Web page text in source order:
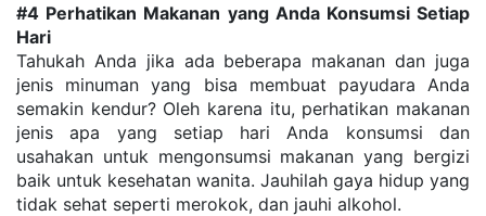
#4 Perhatikan Makanan yang Anda Konsumsi Setiap
Hari
Tahukah Anda jika ada beberapa makanan dan juga
jenis minuman yang bisa membuat payudara Anda
semakin kendur? Oleh karena itu, perhatikan makanan
jenis apa yang setiap hari Anda konsumsi dan
usahakan untuk mengonsumsi makanan yang bergizi
baik untuk kesehatan wanita. Jauhilah gaya hidup yang
tidak sehat seperti merokok, dan jauhi alkohol.